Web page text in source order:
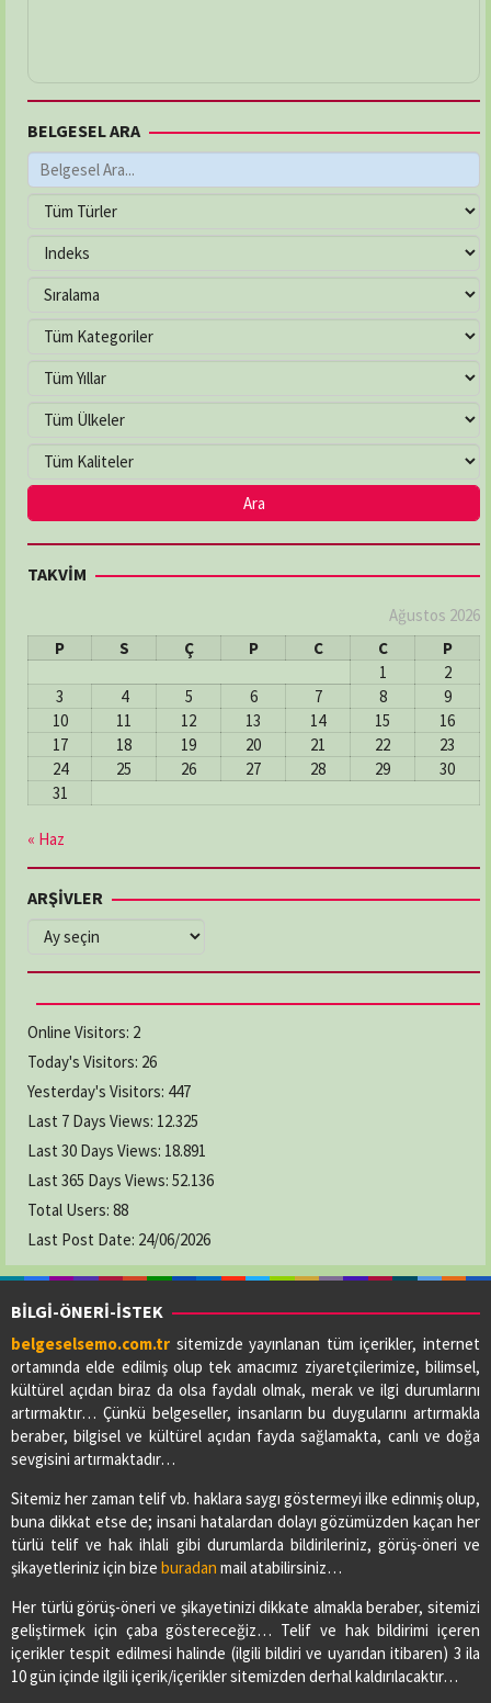
BELGESEL ARA
TAKVİM
Ağustos 2026
P
S Ç P C C
P
1
2
3
4 5 6 7 8
9
10
11 12 13 14 15
16
17
18 19 20 21 22
23
24
25 26 27 28 29
30
31
« Haz
ARŞİVLER
ARŞİVLER
Online Visitors: 2
Today's Visitors: 26
Yesterday's Visitors: 447
Last 7 Days Views: 12.325
Last 30 Days Views: 18.891
Last 365 Days Views: 52.136
Total Users: 88
Last Post Date: 24/06/2026
BİLGİ-ÖNERİ-İSTEK
belgeselsemo.com.tr sitemizde yayınlanan tüm içerikler, internet
ortamında elde edilmiş olup tek amacımız ziyaretçilerimize, bilimsel,
kültürel açıdan biraz da olsa faydalı olmak, merak ve ilgi durumlarını
artırmaktır… Çünkü belgeseller, insanların bu duygularını artırmakla
beraber, bilgisel ve kültürel açıdan fayda sağlamakta, canlı ve doğa
sevgisini artırmaktadır…
Sitemiz her zaman telif vb. haklara saygı göstermeyi ilke edinmiş olup,
buna dikkat etse de; insani hatalardan dolayı gözümüzden kaçan her
türlü telif ve hak ihlali gibi durumlarda bildirileriniz, görüş-öneri ve
şikayetleriniz için bize buradan mail atabilirsiniz…
Her türlü görüş-öneri ve şikayetinizi dikkate almakla beraber, sitemizi
geliştirmek için çaba göstereceğiz… Telif ve hak bildirimi içeren
içerikler tespit edilmesi halinde (ilgili bildiri ve uyarıdan itibaren) 3 ila
10 gün içinde ilgili içerik/içerikler sitemizden derhal kaldırılacaktır…